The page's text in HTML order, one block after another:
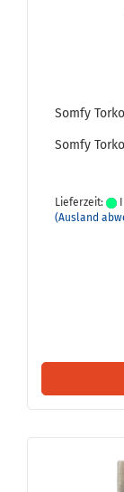
Somfy
Somfy
Lieferzeit:
(Ausland